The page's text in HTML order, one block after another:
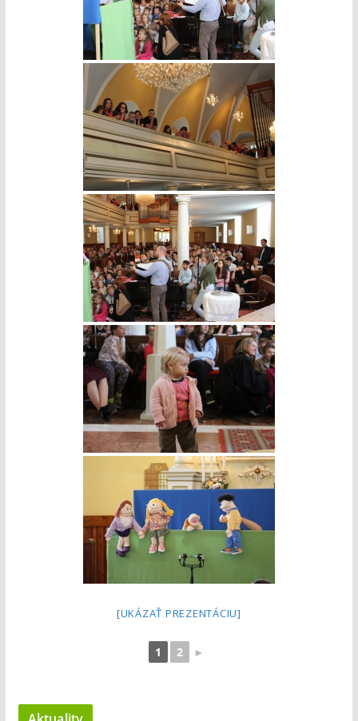
[UKÁZAŤ PREZENTÁCIU]
1 2 ►